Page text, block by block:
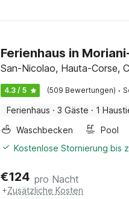
Ferienhaus in
San-Nicolao, Hauta-Corse,
4.3 / 5 (509 Bewertungen) ·
Ferienhaus · 3 Gäste · 1
Waschbecken
Pool
Kostenlose Stornierung bis
€124 pro Nacht
+Zusätzliche Kosten